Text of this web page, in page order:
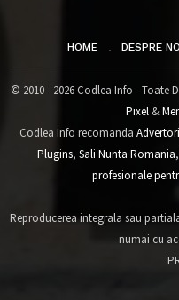
HOME DESPRE
© 2010 - 2026 Codlea Info - Toate
Pixel&
Codlea Info recomanda
Plugins, Sali Nunta Romania,
profesionale
Reproducerea integrala sau
numai cu